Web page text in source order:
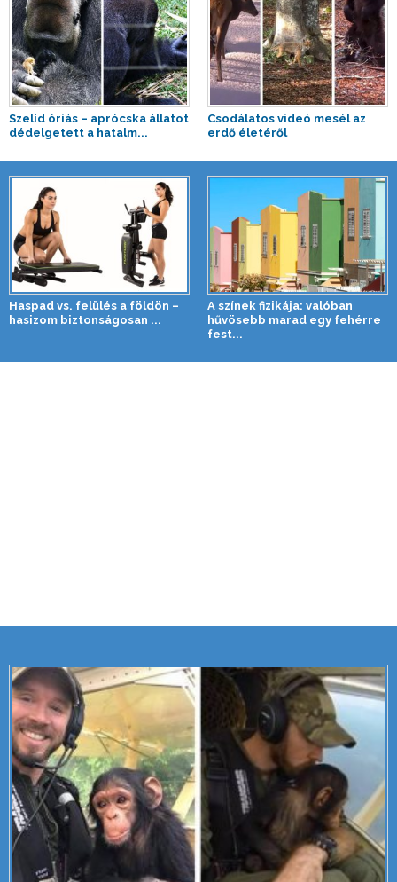
Szelíd óriás – aprócska állatot
dédelgetett a hatalm...
Csodálatos videó mesél az
erdő életéről
Haspad vs. felülés a földön –
hasizom biztonságosan ...
A színek fizikája: valóban
hűvösebb marad egy fehérre
fest...